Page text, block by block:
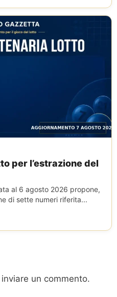
per l’estrazione del
al 6 agosto 2026 propone,
di sette numeri riferita...
inviare un commento.